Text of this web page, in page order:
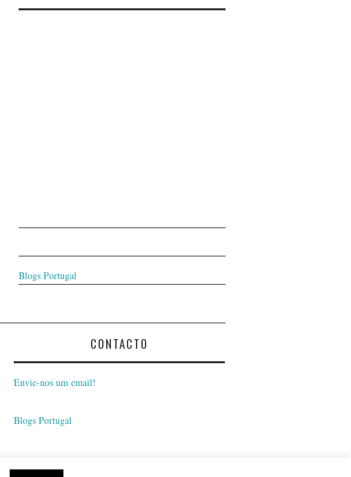
Blogs Portugal
CONTACTO
Envie-nos um email!
Blogs Portugal